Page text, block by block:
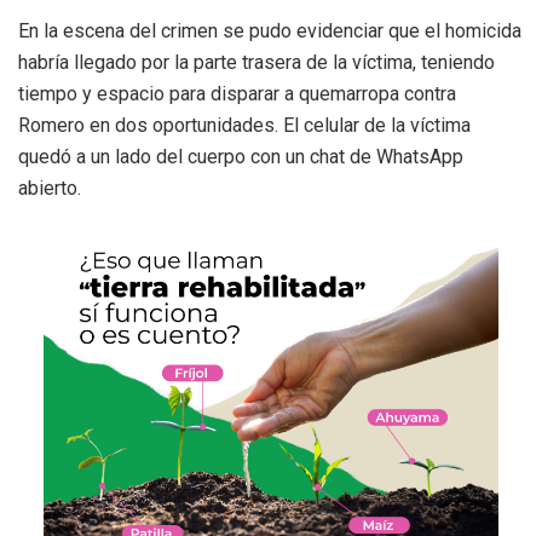
En la escena del crimen se pudo evidenciar que el homicida
habría llegado por la parte trasera de la víctima, teniendo
tiempo y espacio para disparar a quemarropa contra
Romero en dos oportunidades. El celular de la víctima
quedó a un lado del cuerpo con un chat de WhatsApp
abierto.